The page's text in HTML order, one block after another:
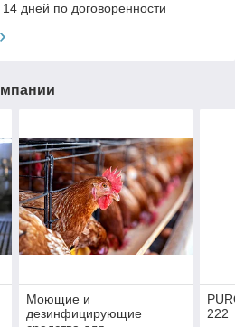
дней по договоренности
Моющие и
дезинфицирующие
222